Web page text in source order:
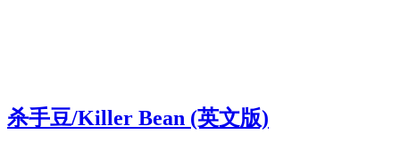
杀手豆/Killer Bean (英文版)